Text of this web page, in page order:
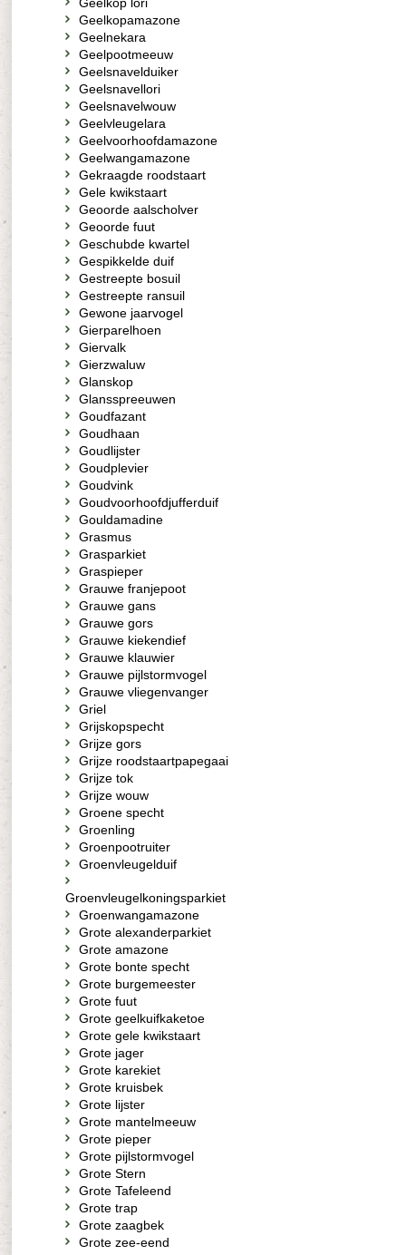
Geelkopamazone
Geelnekara
Geelpootmeeuw
Geelsnavelduiker
Geelsnavellori
Geelsnavelwouw
Geelvleugelara
Geelvoorhoofdamazone
Geelwangamazone
Gekraagde roodstaart
Gele kwikstaart
Geoorde aalscholver
Geoorde fuut
Geschubde kwartel
Gespikkelde duif
Gestreepte bosuil
Gestreepte ransuil
Gewone jaarvogel
Gierparelhoen
Giervalk
Gierzwaluw
Glanskop
Glansspreeuwen
Goudfazant
Goudhaan
Goudlijster
Goudplevier
Goudvink
Goudvoorhoofdjufferduif
Gouldamadine
Grasmus
Grasparkiet
Graspieper
Grauwe franjepoot
Grauwe gans
Grauwe gors
Grauwe kiekendief
Grauwe klauwier
Grauwe pijlstormvogel
Grauwe vliegenvanger
Griel
Grijskopspecht
Grijze gors
Grijze roodstaartpapegaai
Grijze tok
Grijze wouw
Groene specht
Groenling
Groenpootruiter
Groenvleugelduif
Groenvleugelkoningsparkiet
Groenwangamazone
Grote alexanderparkiet
Grote amazone
Grote bonte specht
Grote burgemeester
Grote fuut
Grote geelkuifkaketoe
Grote gele kwikstaart
Grote jager
Grote karekiet
Grote kruisbek
Grote lijster
Grote mantelmeeuw
Grote pieper
Grote pijlstormvogel
Grote Stern
Grote Tafeleend
Grote trap
Grote zaagbek
Grote zee-eend